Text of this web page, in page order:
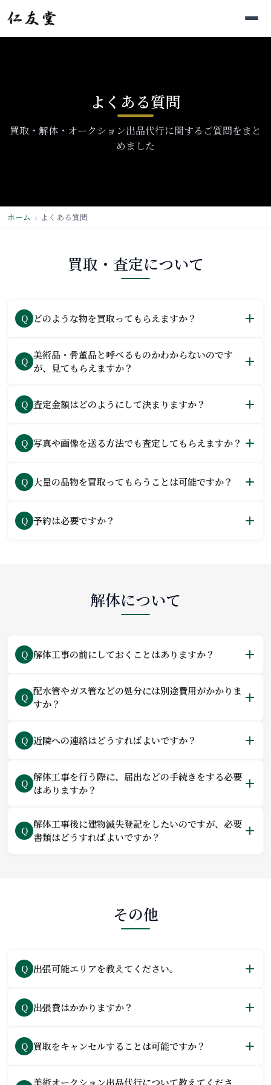
よくある質問
買取・解体・オークション出品代行に関するご質問をまと
めました
ホーム よくある質問
買取・査定について
Q どのような物を買取ってもらえますか？
Q
美術品・骨董品と呼べるものかわからないのです
が、見てもらえますか？
Q 査定金額はどのようにして決まりますか？
Q 写真や画像を送る方法でも査定してもらえますか？
Q 大量の品物を買取ってもらうことは可能ですか？
Q 予約は必要ですか？
解体について
Q 解体工事の前にしておくことはありますか？
Q
配水管やガス管などの処分には別途費用がかかりま
すか？
Q 近隣への連絡はどうすればよいですか？
Q
解体工事を行う際に、届出などの手続きをする必要
はありますか？
Q
解体工事後に建物滅失登記をしたいのですが、必要
書類はどうすればよいですか？
その他
Q 出張可能エリアを教えてください。
Q 出張費はかかりますか？
Q 買取をキャンセルすることは可能ですか？
美術オークション出品代行について教えてくださ